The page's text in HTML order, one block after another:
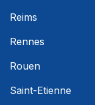
Reims
Rennes
Rouen
Saint-Etienne